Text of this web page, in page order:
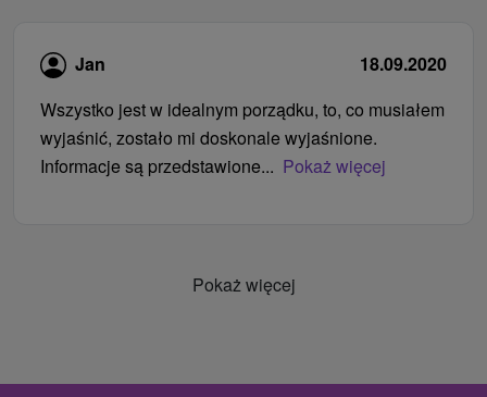
Jan
18.09.2020
Wszystko jest w idealnym porządku, to, co musiałem
wyjaśnić, zostało mi doskonale wyjaśnione.
Informacje są przedstawione... Pokaż więcej
Pokaż więcej